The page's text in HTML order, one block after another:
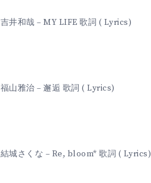
吉井和哉 – MY LIFE 歌詞 ( Lyrics)
福山雅治 – 邂逅 歌詞 ( Lyrics)
結城さくな – Re, bloom* 歌詞 ( Lyrics)